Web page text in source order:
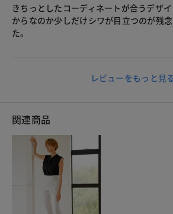
きちっとしたコーディネートが合うデザ
からなのか少しだけシワが目立つのが残
た。
レビューをもっと見る
関連商品